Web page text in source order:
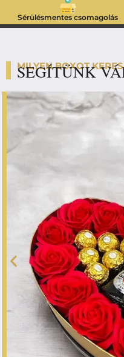
Sérülésmentes csomagolás
MILYEN BOXOT
SEGÍTÜNK